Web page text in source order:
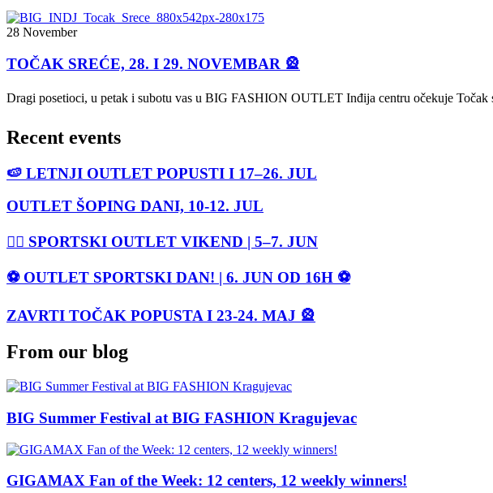
28 November
TOČAK SREĆE, 28. I 29. NOVEMBAR 🎡
Dragi posetioci, u petak i subotu vas u BIG FASHION OUTLET Inđija centru očekuje
Recent events
🍉 LETNJI OUTLET POPUSTI I 17–26. JUL
OUTLET ŠOPING DANI, 10-12. JUL
🏃‍♀️ SPORTSKI OUTLET VIKEND | 5–7. JUN
⚽ OUTLET SPORTSKI DAN! | 6. JUN OD 16H ⚽
ZAVRTI TOČAK POPUSTA I 23-24. MAJ 🎡
From our blog
BIG Summer Festival at BIG FASHION Kragujevac
GIGAMAX Fan of the Week: 12 centers, 12 weekly winners!